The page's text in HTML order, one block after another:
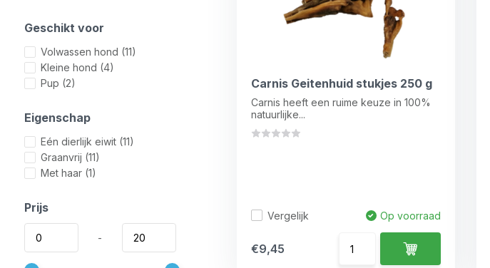
Geschikt voor
Volwassen hond (11)
Kleine hond (4)
Pup (2)
Eigenschap
Eén dierlijk eiwit (11)
Graanvrij (11)
Met haar (1)
Prijs
-
Carnis Geitenhuid stukjes 250 g
Carnis heeft een ruime keuze in 100%
natuurlijke...
Vergelijk Op voorraad
€9,45